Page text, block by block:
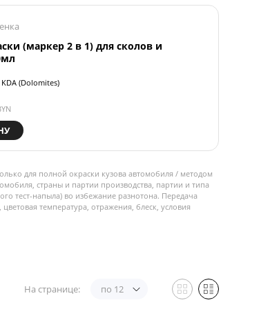
(маркер 2 в 1) для сколов и
KDA (Dolomites)
для полной окраски кузова автомобиля / методом
страны и партии производства, партии и типа
тест-напыла) во избежание разнотона. Передача
температура, отражения, блеск, условия
На странице: по 12